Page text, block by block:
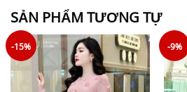
SẢN PHẨM TƯƠNG TỰ
-15% -9%